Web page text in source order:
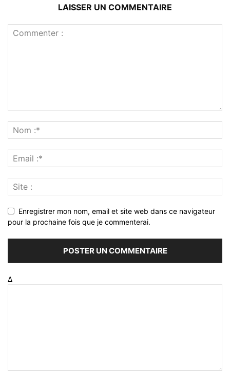
LAISSER UN COMMENTAIRE
Enregistrer mon nom, email et site web dans ce navigateur
pour la prochaine fois que je commenterai.
Δ